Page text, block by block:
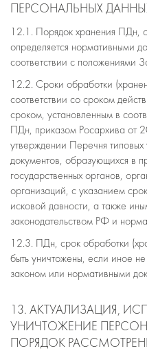
ПЕРСОНАЛЬНЫХ
12.1. Порядок хранения
определяется нормативными
соответствии с
12.2. Сроки обработки
соответствии со сроком
сроком, установленным в
ПДн, приказом Росархива
утверждении Перечня типовых
документов, образующихся в
государственных органов,
организаций, с указанием
исковой давности, а также
законодательством РФ и
12.3. ПДн, срок обработки
быть уничтожены, если иное
законом или нормативными
13. АКТУАЛИЗАЦИЯ,
УНИЧТОЖЕНИЕ
ПОРЯДОК